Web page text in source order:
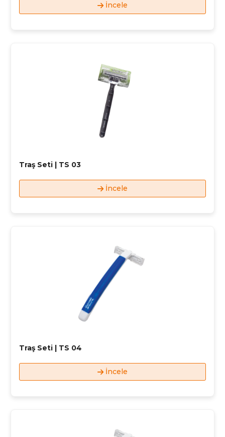
İncele
Traş Seti | TS 03
İncele
Traş Seti | TS 04
İncele